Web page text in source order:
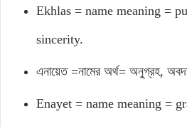
Ekhlas = name meaning =
sincerity.
এনায়েত =নামের অর্থ= অনুগ্রহ,
Enayet = name meaning =